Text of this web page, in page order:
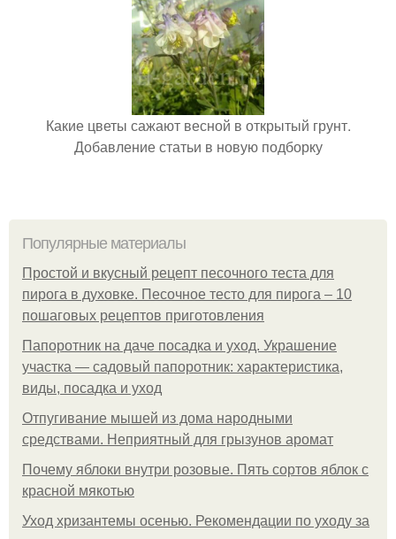
Какие цветы сажают весной в открытый грунт.
Добавление статьи в новую подборку
Популярные материалы
Простой и вкусный рецепт песочного теста для
пирога в духовке. Песочное тесто для пирога – 10
пошаговых рецептов приготовления
Папоротник на даче посадка и уход. Украшение
участка — садовый папоротник: характеристика,
виды, посадка и уход
Отпугивание мышей из дома народными
средствами. Неприятный для грызунов аромат
Почему яблоки внутри розовые. Пять сортов яблок с
красной мякотью
Уход хризантемы осенью. Рекомендации по уходу за